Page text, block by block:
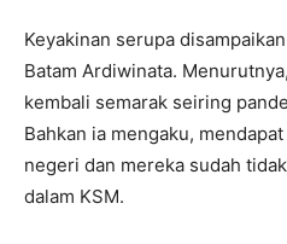
Keyakinan serupa
Batam Ardiwinata.
kembali semarak seiring
Bahkan ia mengaku,
negeri dan mereka sudah
dalam KSM.